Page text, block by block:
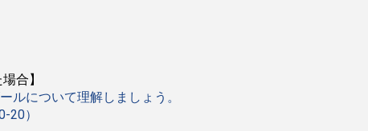
合】
ルについて理解しましょう。
20）